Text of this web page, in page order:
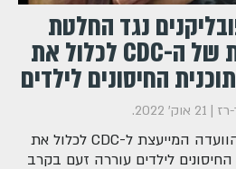
נגד החלטת
הוועדה המייעצת של ה-CDC לכלול את
החיסונים לילדים
רז 21 אוק' 2022 .
ההצבעה פה אחד של הוועדה המייעצת ל-CDC לכלול את
החיסונים לילדים עוררה זעם בקרב